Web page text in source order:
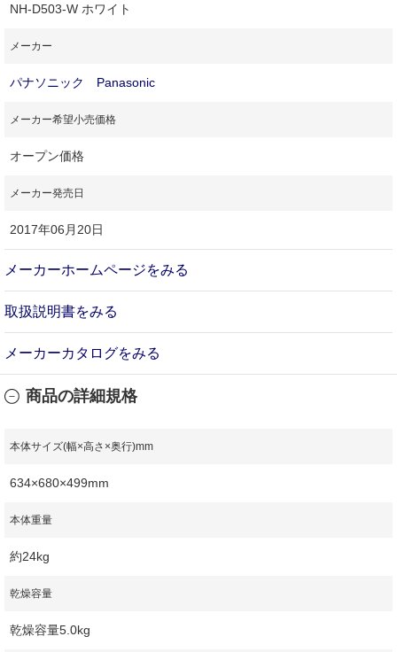
NH-D503-W ホワイト
メーカー
パナソニック Panasonic
メーカー希望小売価格
オープン価格
メーカー発売日
2017年06月20日
メーカーホームページをみる
取扱説明書をみる
メーカーカタログをみる
商品の詳細規格
本体サイズ(幅×高さ×奥行)mm
634×680×499mm
本体重量
約24kg
乾燥容量
乾燥容量5.0kg